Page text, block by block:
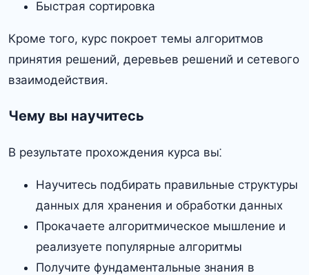
Быстрая сортировка
Кроме того, курс покроет темы алгоритмов
принятия решений, деревьев решений и сетевого
взаимодействия.
Чему вы научитесь
В результате прохождения курса вы⁚
Научитесь подбирать правильные структуры
данных для хранения и обработки данных
Прокачаете алгоритмическое мышление и
реализуете популярные алгоритмы
Получите фундаментальные знания в